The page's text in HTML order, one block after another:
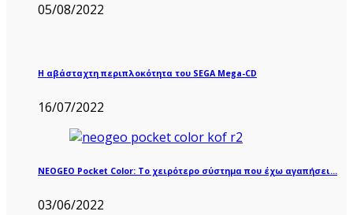
05/08/2022
Η αβάσταχτη περιπλοκότητα του SEGA Mega-CD
16/07/2022
NEOGEO Pocket Color: Το χειρότερο σύστημα που έχω αγαπήσει…
03/06/2022